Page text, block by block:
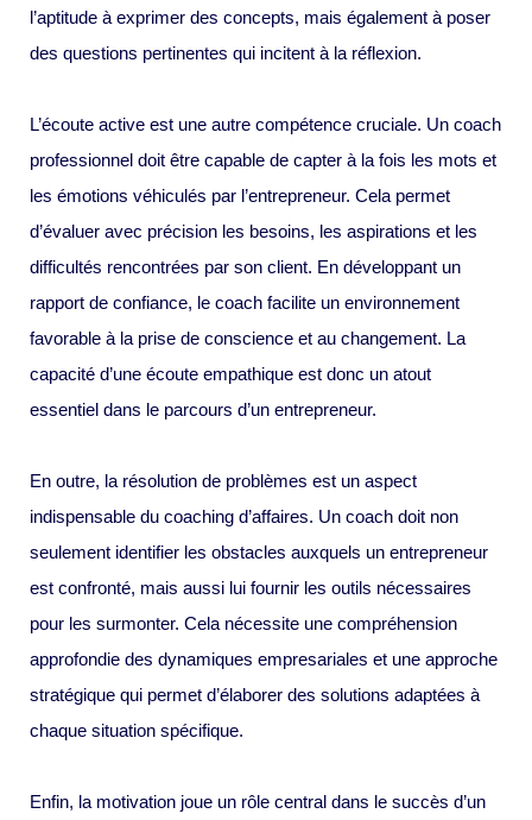
l’aptitude à exprimer des concepts, mais également à poser
des questions pertinentes qui incitent à la réflexion.
L’écoute active est une autre compétence cruciale. Un coach
professionnel doit être capable de capter à la fois les mots et
les émotions véhiculés par l’entrepreneur. Cela permet
d’évaluer avec précision les besoins, les aspirations et les
difficultés rencontrées par son client. En développant un
rapport de confiance, le coach facilite un environnement
favorable à la prise de conscience et au changement. La
capacité d’une écoute empathique est donc un atout
essentiel dans le parcours d’un entrepreneur.
En outre, la résolution de problèmes est un aspect
indispensable du coaching d’affaires. Un coach doit non
seulement identifier les obstacles auxquels un entrepreneur
est confronté, mais aussi lui fournir les outils nécessaires
pour les surmonter. Cela nécessite une compréhension
approfondie des dynamiques empresariales et une approche
stratégique qui permet d’élaborer des solutions adaptées à
chaque situation spécifique.
Enfin, la motivation joue un rôle central dans le succès d’un